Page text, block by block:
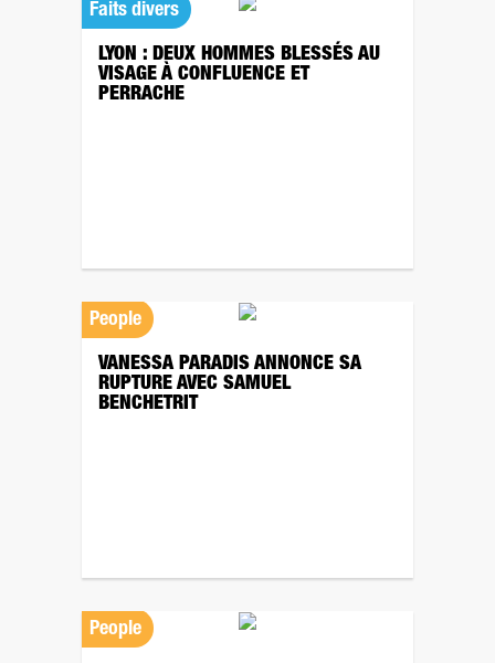
Faits divers
LYON : DEUX HOMMES BLESSÉS AU
VISAGE À CONFLUENCE ET
PERRACHE
People
VANESSA PARADIS ANNONCE SA
RUPTURE AVEC SAMUEL
BENCHETRIT
People